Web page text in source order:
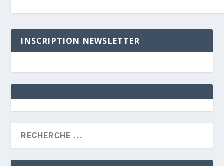
INSCRIPTION NEWSLETTER